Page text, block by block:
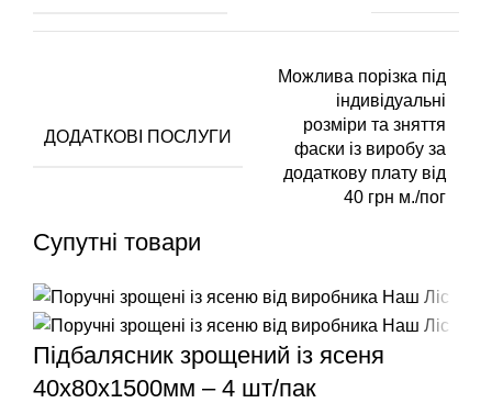
ДОДАТКОВІ ПОСЛУГИ
Можлива порізка під
індивідуальні
розміри та зняття
фаски із виробу за
додаткову плату від
40 грн м./пог
Супутні товари
Підбалясник зрощений із ясеня
40x80x1500мм – 4 шт/пак